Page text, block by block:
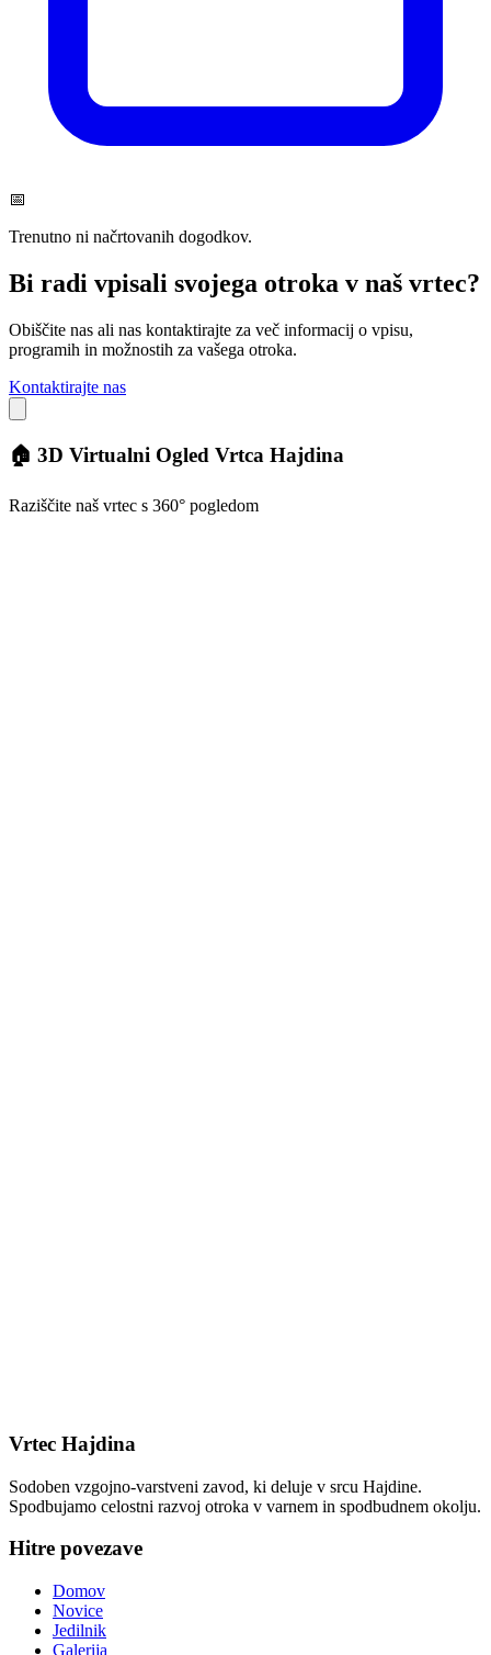
📅
Trenutno ni načrtovanih dogodkov.
Bi radi vpisali svojega otroka v naš vrtec?
Obiščite nas ali nas kontaktirajte za več informacij o vpisu,
programih in možnostih za vašega otroka.
Kontaktirajte nas
🏠 3D Virtualni Ogled Vrtca Hajdina
Raziščite naš vrtec s 360° pogledom
Vrtec Hajdina
Sodoben vzgojno-varstveni zavod, ki deluje v srcu Hajdine.
Spodbujamo celostni razvoj otroka v varnem in spodbudnem okolju.
Hitre povezave
Domov
Novice
Jedilnik
Galerija